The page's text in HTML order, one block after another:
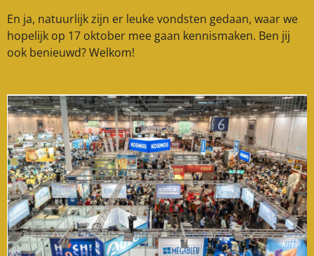
En ja, natuurlijk zijn er leuke vondsten gedaan, waar we
hopelijk op 17 oktober mee gaan kennismaken. Ben jij
ook benieuwd? Welkom!